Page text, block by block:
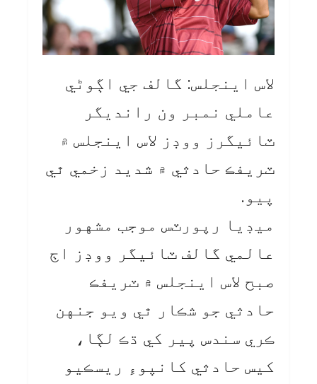
لاس اينجلس: گالف جي اڳوڻي
عاملي نمبر ون رانديگر
ٽائيگرز ووڊز لاس اينجلس ۾
ٽريفڪ حادثي ۾ شديد زخمي ٿي
پيو.
ميڊيا رپورٽس موجب مشهور
عالمي گالف ٽائيگر ووڊز اڄ
صبح لاس اينجلس ۾ ٽريفڪ
حادثي جو شڪار ٿي ويو جنهن
ڪري سندس پير کي ڌڪ لڳا،
کيس حادثي کانپوءِ ريسڪيو